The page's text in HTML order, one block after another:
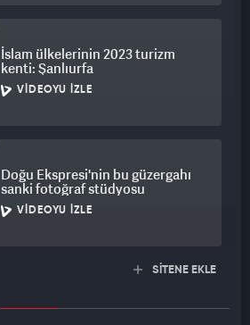
İslam ülkelerinin 2023 turizm
kenti: Şanlıurfa
VIDEOYU İZLE
Doğu Ekspresi'nin bu güzergahı
sanki fotoğraf stüdyosu
VIDEOYU İZLE
SİTENE EKLE